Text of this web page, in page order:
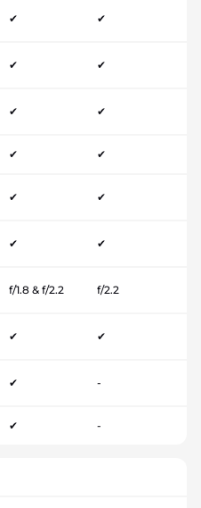
✔ ✔
✔ ✔
✔ ✔
✔ ✔
✔ ✔
✔ ✔
f/1.8 & f/2.2 f/2.2
✔ ✔
✔ -
✔ -